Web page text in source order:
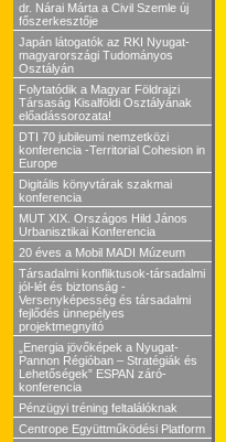
dr. Nárai Márta a Civil Szemle új
főszerkesztője
Japán látogatók az RKI Nyugat-
magyarországi Tudományos
Osztályán
Folytatódik a Magyar Földrajzi
Társaság Kisalföldi Osztályának
előadássorozata!
DTI 70 jubileumi nemzetközi
konferencia -Territorial Cohesion in
Europe
Digitális könyvtárak szakmai
konferencia
MUT XIX. Országos Hild János
Urbanisztikai Konferencia
20 éves a Mobil MADI Múzeum
Társadalmi konfliktusok-társadalmi
jól-lét és biztonság -
Versenyképesség és társadalmi
fejlődés ünnepélyes
projektmegnyitó
„Energia jövőképek a Nyugat-
Pannon Régióban – Stratégiák és
Lehetőségek” ESPAN záró-
konferencia
Pénzügyi tréning feltalálóknak
Centrope Együttműködési Platform